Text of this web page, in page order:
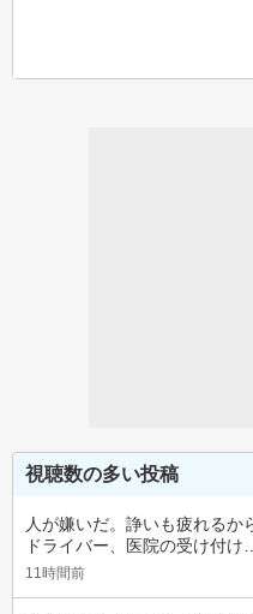
視聴数の多い投稿
人が嫌いだ。諍いも疲れるか
ドライバー、医院の受け付け…
11時間前